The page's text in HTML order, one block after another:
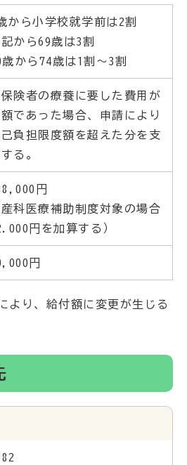
から小学校就学前は2割
記から69歳は3割
から74歳は1割～3割
険者の療養に要した費用が
であった場合、申請により
己負担限度額を超えた分を支
る。
円
産科医療補助制度対象の場合
円を加算する）
円
より、給付額に変更が生じる